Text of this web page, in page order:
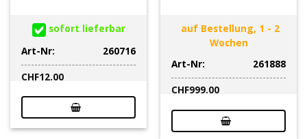
sofort lieferbar
Art-Nr:
260716
CHF12.00
auf Bestellung, 1 - 2
Wochen
Art-Nr:
261888
CHF999.00